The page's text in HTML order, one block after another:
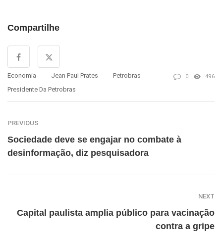
Compartilhe
Economia Jean Paul Prates
Petrobras
Presidente Da Petrobras
0 496
PREVIOUS
Sociedade deve se engajar no combate à
desinformação, diz pesquisadora
NEXT
Capital paulista amplia público para vacinação
contra a gripe